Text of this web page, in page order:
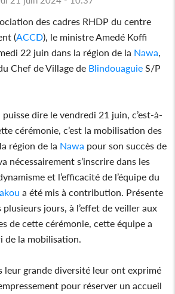
des cadres RHDP du centre
(ACCD), le ministre Amedé Koffi
22 juin dans la région de la Nawa
Chef de Village de Blindouaguie S/P
puisse dire le vendredi 21 juin, c’est-à-
cérémonie, c’est la mobilisation des
région de la Nawa pour son succès de
nécessairement s’inscrire dans les
et l’efficacité de l’équipe du
a été mis à contribution. Présente
plusieurs jours, à l’effet de veiller aux
de cette cérémonie, cette équipe a
de la mobilisation.
leur grande diversité leur ont exprimé
pour réserver un accueil